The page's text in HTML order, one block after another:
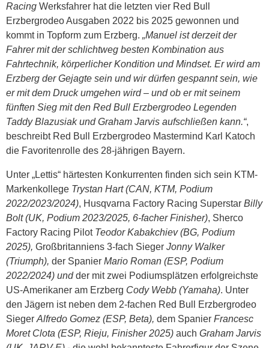
Racing Werksfahrer hat die letzten vier Red Bull
Erzbergrodeo Ausgaben 2022 bis 2025 gewonnen und
kommt in Topform zum Erzberg. „Manuel ist derzeit der
Fahrer mit der schlichtweg besten Kombination aus
Fahrtechnik, körperlicher Kondition und Mindset. Er wird am
Erzberg der Gejagte sein und wir dürfen gespannt sein, wie
er mit dem Druck umgehen wird – und ob er mit seinem
fünften Sieg mit den Red Bull Erzbergrodeo Legenden
Taddy Blazusiak und Graham Jarvis aufschließen kann.“,
beschreibt Red Bull Erzbergrodeo Mastermind Karl Katoch
die Favoritenrolle des 28-jährigen Bayern.
Unter „Lettis“ härtesten Konkurrenten finden sich sein KTM-
Markenkollege Trystan Hart (CAN, KTM, Podium
2022/2023/2024), Husqvarna Factory Racing Superstar Billy
Bolt (UK, Podium 2023/2025, 6-facher Finisher), Sherco
Factory Racing Pilot Teodor Kabakchiev (BG, Podium
2025), Großbritanniens 3-fach Sieger Jonny Walker
(Triumph), der Spanier Mario Roman (ESP, Podium
2022/2024) undder mit zwei Podiumsplätzen erfolgreichste
US-Amerikaner am Erzberg Cody Webb (Yamaha). Unter
den Jägern ist neben dem 2-fachen Red Bull Erzbergrodeo
Sieger Alfredo Gomez (ESP, Beta), dem Spanier Francesc
Moret Clota (ESP, Rieju, Finisher 2025) auch Graham Jarvis